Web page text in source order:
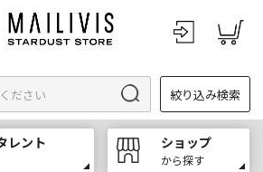
絞り込み検索
レント ショップ
から探す